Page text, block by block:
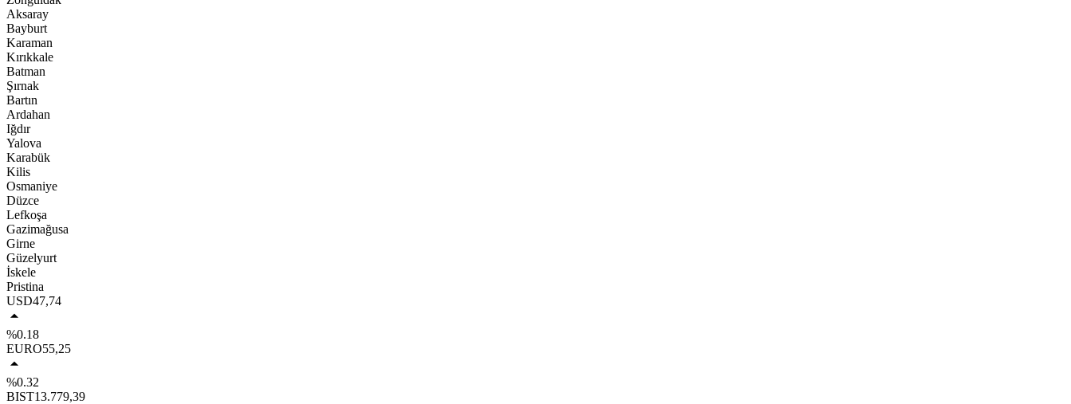
Aksaray
Bayburt
Karaman
Kırıkkale
Batman
Şırnak
Bartın
Ardahan
Iğdır
Yalova
Karabük
Kilis
Osmaniye
Düzce
Lefkoşa
Gazimağusa
Girne
Güzelyurt
İskele
Pristina
USD47,74
%0.18
EURO55,25
%0.32
BIST13.779,39